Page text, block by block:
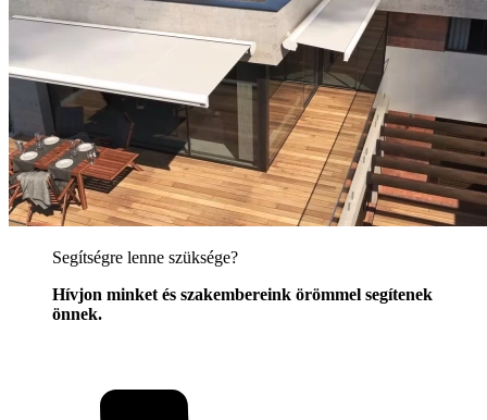
Segítségre lenne szüksége?
Hívjon minket és szakembereink örömmel segítenek
önnek.